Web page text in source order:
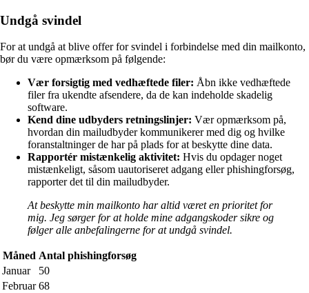
Undgå svindel
For at undgå at blive offer for svindel i forbindelse med din mailkonto,
bør du være opmærksom på følgende:
Vær forsigtig med vedhæftede filer: Åbn ikke vedhæftede
filer fra ukendte afsendere, da de kan indeholde skadelig
software.
Kend dine udbyders retningslinjer: Vær opmærksom på,
hvordan din mailudbyder kommunikerer med dig og hvilke
foranstaltninger de har på plads for at beskytte dine data.
Rapportér mistænkelig aktivitet: Hvis du opdager noget
mistænkeligt, såsom uautoriseret adgang eller phishingforsøg,
rapporter det til din mailudbyder.
At beskytte min mailkonto har altid været en prioritet for
mig. Jeg sørger for at holde mine adgangskoder sikre og
følger alle anbefalingerne for at undgå svindel.
Måned Antal phishingforsøg
Januar
50
Februar 68